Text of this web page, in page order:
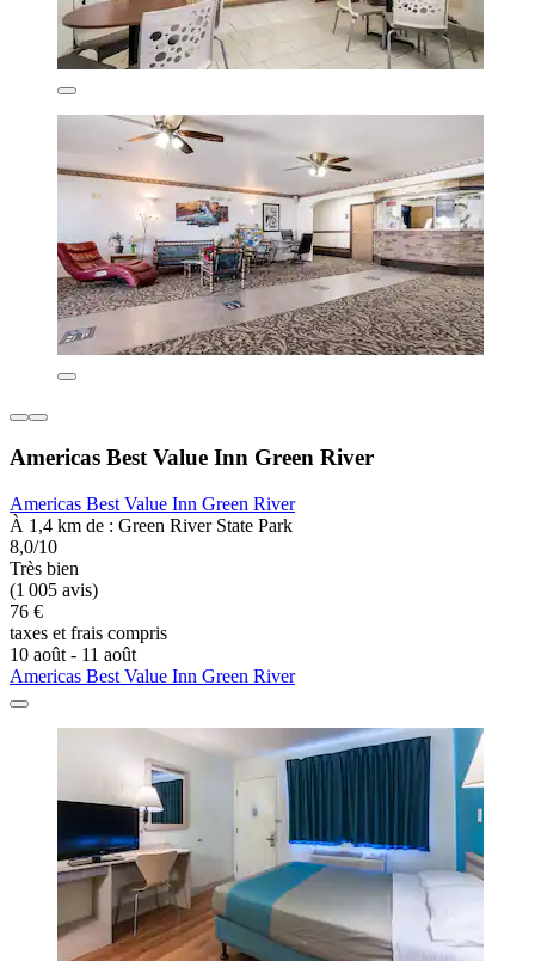
Americas Best Value Inn Green River
Americas Best Value Inn Green River
À 1,4 km de : Green River State Park
8,0/10
Très bien
(1 005 avis)
76 €
taxes et frais compris
10 août - 11 août
Americas Best Value Inn Green River